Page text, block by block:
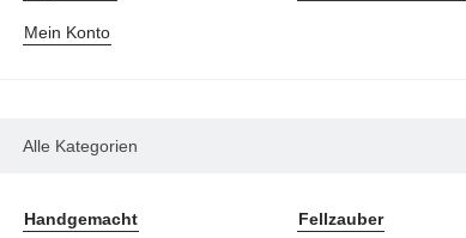
Mein Konto
Alle Kategorien
Handgemacht
Fellzauber